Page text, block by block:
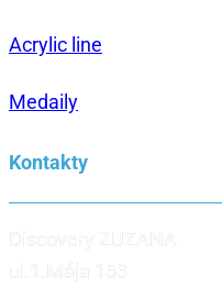
Acrylic line
Medaily
Kontakty